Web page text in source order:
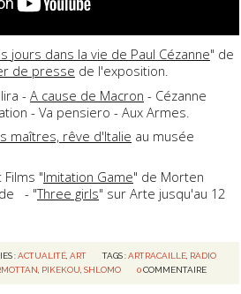
jours dans la vie de Paul Cézanne" de
de presse de l'exposition.
- A cause de Macron - Cézanne
- Va pensiero - Aux Armes.
maîtres, rêve d'Italie au musée
"Imitation Game" de Morten
- "Three girls" sur Arte jusqu'au 12
:ACTUALITÉ, ART TAGS :ARTRACAILLE, RADIO
, PIKEKOU,SHLOMO 0 COMMENTAIRE